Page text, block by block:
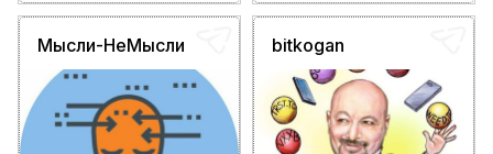
Мысли-НеМысли bitkogan